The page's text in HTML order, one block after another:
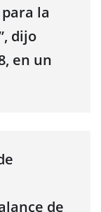
la
dijo
en un
de